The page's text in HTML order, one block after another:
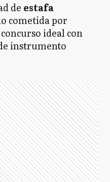
de estafa
cometida por
ideal con
instrumento